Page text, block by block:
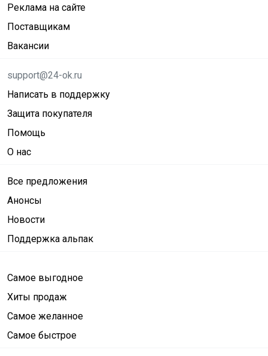
Реклама на сайте
Поставщикам
Вакансии
support@24-ok.ru
Написать в поддержку
Защита покупателя
Помощь
О нас
Все предложения
Анонсы
Новости
Поддержка альпак
Самое выгодное
Хиты продаж
Самое желанное
Самое быстрое